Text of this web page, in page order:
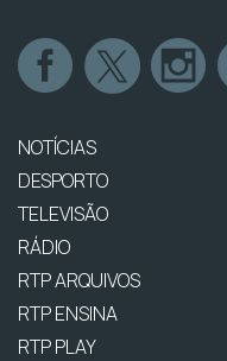
NOTÍCIAS
DESPORTO
TELEVISÃO
RÁDIO
RTP ARQUIVOS
RTP ENSINA
RTP PLAY